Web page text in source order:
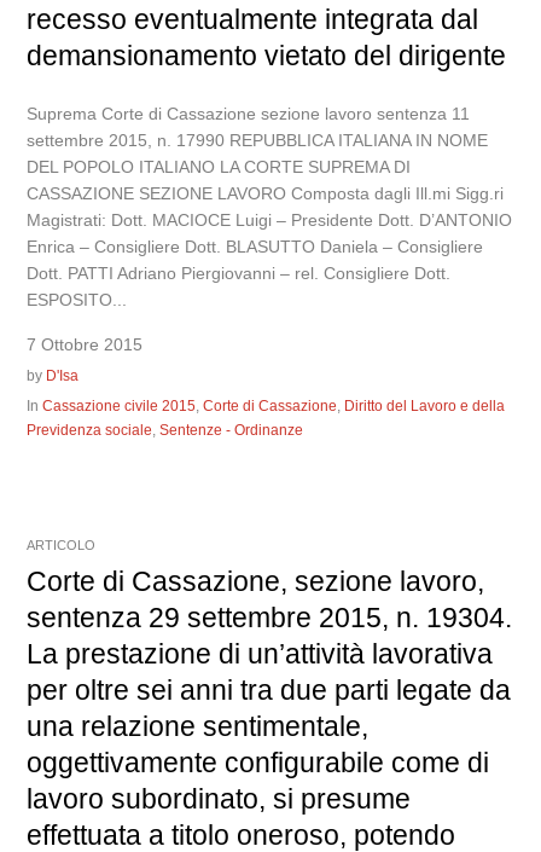
recesso eventualmente integrata dal
demansionamento vietato del dirigente
Suprema Corte di Cassazione sezione lavoro sentenza 11
settembre 2015, n. 17990 REPUBBLICA ITALIANA IN NOME
DEL POPOLO ITALIANO LA CORTE SUPREMA DI
CASSAZIONE SEZIONE LAVORO Composta dagli Ill.mi Sigg.ri
Magistrati: Dott. MACIOCE Luigi – Presidente Dott. D’ANTONIO
Enrica – Consigliere Dott. BLASUTTO Daniela – Consigliere
Dott. PATTI Adriano Piergiovanni – rel. Consigliere Dott.
ESPOSITO...
7 Ottobre 2015
by D'Isa
InCassazione civile 2015,Corte di Cassazione, Diritto del Lavoro e della
Previdenza sociale,Sentenze - Ordinanze
ARTICOLO
Corte di Cassazione, sezione lavoro,
sentenza 29 settembre 2015, n. 19304.
La prestazione di un’attività lavorativa
per oltre sei anni tra due parti legate da
una relazione sentimentale,
oggettivamente configurabile come di
lavoro subordinato, si presume
effettuata a titolo oneroso, potendo